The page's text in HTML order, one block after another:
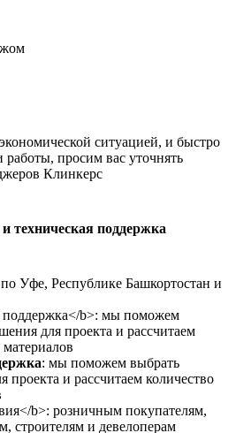
ситуацией, и быстро
просим вас уточнять
Клинкерс
техническая поддержка
Уфе, Республике Башкортостан и
: мы поможем выбрать
и рассчитаем количество